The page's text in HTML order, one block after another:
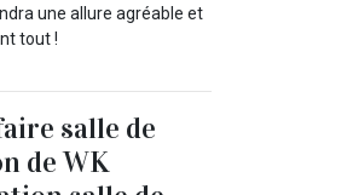
une allure agréable et
tout !
salle de
de WK